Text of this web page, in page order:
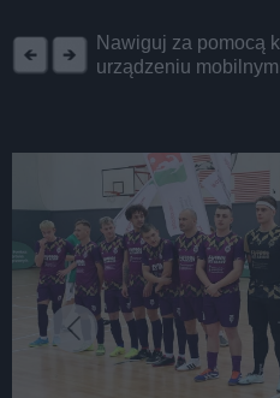
Nawiguj za pomocą
urządzeniu